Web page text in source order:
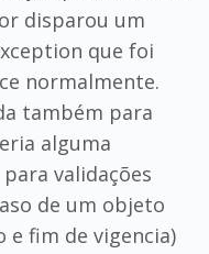
disparou um
que foi
normalmente.
também para
alguma
validações
de um objeto
e fim de vigencia)